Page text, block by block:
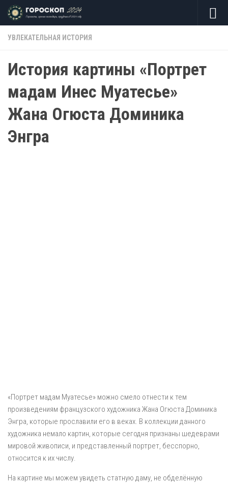
Skip to content
УВЛЕКАТЕЛЬНАЯ ИСТОРИЯ
История картины «Портрет
мадам Инес Муатесье»
Жана Огюста Доминика
Энгра
«Портрет мадам Муатесье» можно смело отнести к тем
произведениям французского художника Жана Огюста Доминика
Энгра, которые прославили его в веках. В коллекции данного
художника немало картин, которые сегодня признаны шедеврами
мировой живописи, и представленный портрет, бесспорно,
относится к их числу.
На картине мы можем увидеть статную даму, не обделённую